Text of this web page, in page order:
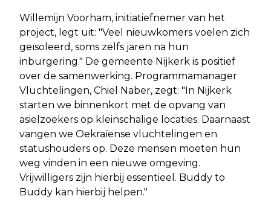
Willemijn Voorham, initiatiefnemer van het
project, legt uit: "Veel nieuwkomers voelen zich
geïsoleerd, soms zelfs jaren na hun
inburgering." De gemeente Nijkerk is positief
over de samenwerking. Programmamanager
Vluchtelingen, Chiel Naber, zegt: "In Nijkerk
starten we binnenkort met de opvang van
asielzoekers op kleinschalige locaties. Daarnaast
vangen we Oekraïense vluchtelingen en
statushouders op. Deze mensen moeten hun
weg vinden in een nieuwe omgeving.
Vrijwilligers zijn hierbij essentieel. Buddy to
Buddy kan hierbij helpen."